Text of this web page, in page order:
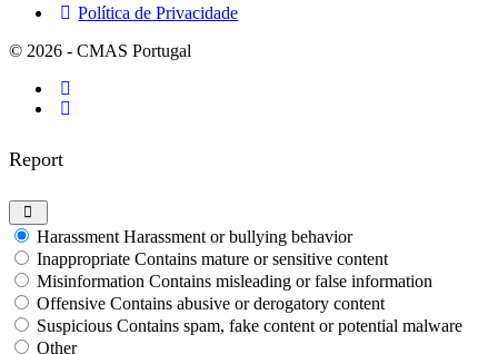
Política de Privacidade
© 2026 - CMAS Portugal
Report
Harassment Harassment or bullying behavior
Inappropriate Contains mature or sensitive content
Misinformation Contains misleading or false information
Offensive Contains abusive or derogatory content
Suspicious Contains spam, fake content or potential malware
Other